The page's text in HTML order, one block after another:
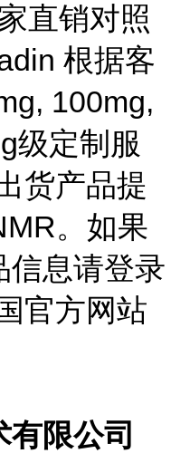
直销对照
根据客
100mg,
级定制服
货产品提
。如果
信息请登录
官方网站
限公司